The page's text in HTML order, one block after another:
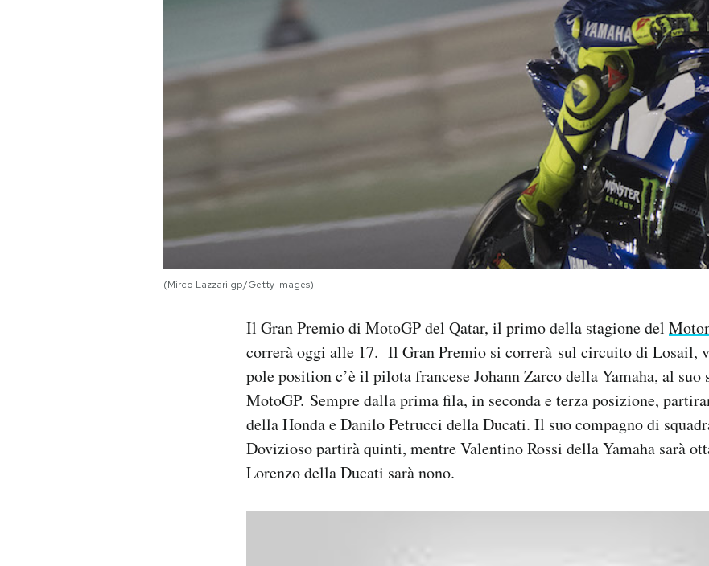
AREA PERSONALE
(Mirco Lazzari gp/Getty Images)
Il Gran Premio di MotoGP del Qatar, il primo della stagione del
correrà oggi alle 17. Il Gran Premio si correrà sul circuito di Losail,
pole position c’è il pilota francese Johann Zarco della Yamaha, al suo
MotoGP. Sempre dalla prima fila, in seconda e terza posizione,
della Honda e Danilo Petrucci della Ducati. Il suo compagno di
Dovizioso partirà quinti, mentre Valentino Rossi della Yamaha sarà
Lorenzo della Ducati sarà nono.